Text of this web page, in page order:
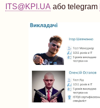
ITS@KPI.UA або telegram